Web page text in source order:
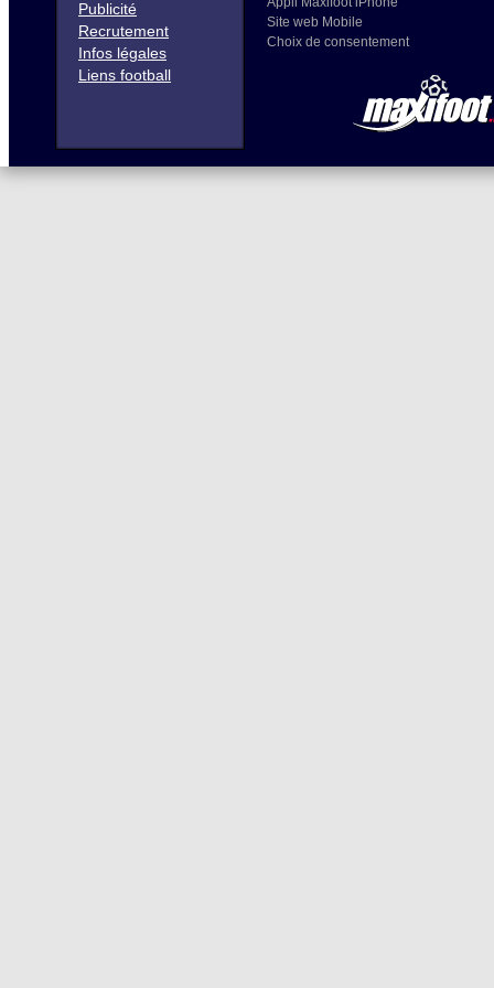
Publicité
Recrutement
Infos légales
Liens football
Site web Mobile
Choix de consentement